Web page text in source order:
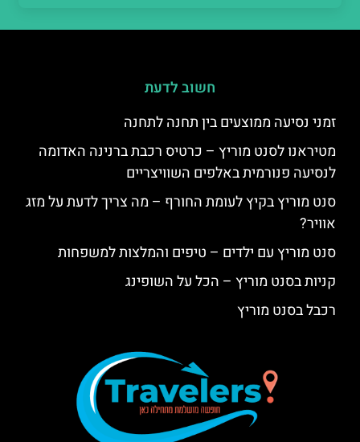
חשוב לדעת
זמני נסיעה ממוצעים בין תחנה לתחנה
מטיראנו לסנט מוריץ – כרטיס רכבת ברנינה האדומה
לנסיעה פנורמית באלפים השוויצריים
סנט מוריץ בקיץ לעומת החורף – מה צריך לדעת על מזג
אוויר?
סנט מוריץ עם ילדים – טיפים והמלצות למשפחות
קניות בסנט מוריץ – הכל על השופינג
רכבל בסנט מוריץ